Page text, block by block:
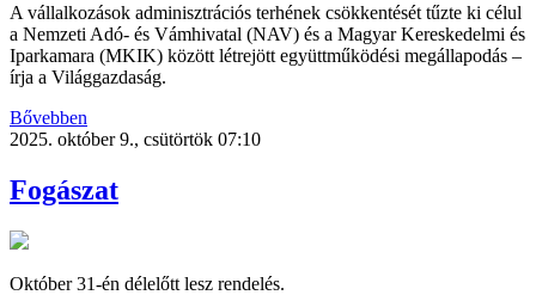
A vállalkozások adminisztrációs terhének csökkentését tűzte ki célul
a Nemzeti Adó- és Vámhivatal (NAV) és a Magyar Kereskedelmi és
Iparkamara (MKIK) között létrejött együttműködési megállapodás –
írja a Világgazdaság.
Bővebben
2025. október 9., csütörtök 07:10
Fogászat
Október 31-én délelőtt lesz rendelés.